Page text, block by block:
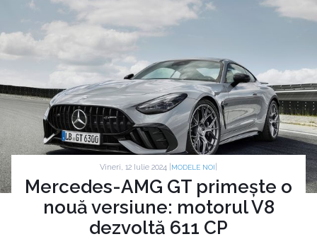
Vineri, 12 Iulie 2024 | MODELE NOI
Mercedes-AMG GT primește o
nouă versiune: motorul V8
dezvoltă 611 CP